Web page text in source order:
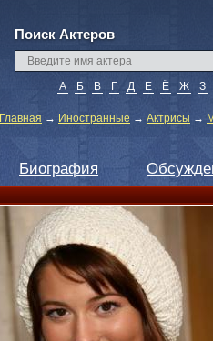
Поиск Актеров
А Б В Г Д Е Ё Ж З
Главная → Иностранные → Актрисы →
Биография